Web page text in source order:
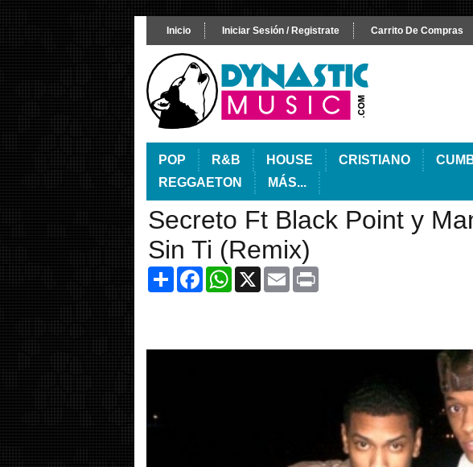
Inicio Iniciar Sesión / Registrate Carrito De Compras
POP R&B HOUSE CRISTIANO
REGGAETON
MÁS...
Secreto Ft Black Point y
Sin Ti (Remix)
ShareFacebookWhatsApp
X Email